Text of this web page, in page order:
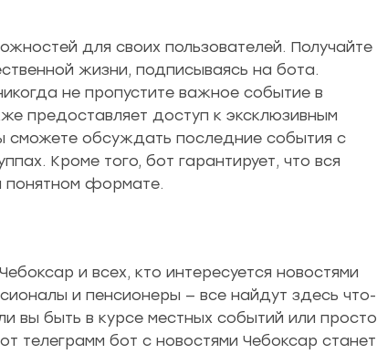
для своих пользователей. Получайте
жизни, подписываясь на бота.
не пропустите важное событие в
предоставляет доступ к эксклюзивным
сможете обсуждать последние события с
Кроме того, бот гарантирует, что вся
понятном формате.
и всех, кто интересуется новостями
и пенсионеры — все найдут здесь что-
вы быть в курсе местных событий или просто
телеграмм бот с новостями Чебоксар станет